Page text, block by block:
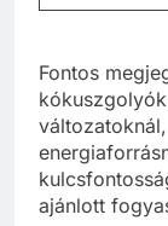
Fontos
ajánlott